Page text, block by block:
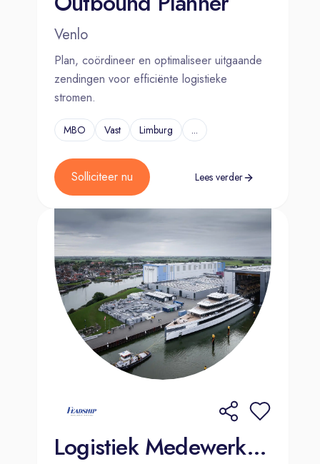
Je hoeft nog geen ervaring te
hebben binnen de logistiek. Je
motivatie is het belangrijkste.
Venlo
Plan, coördineer en optimaliseer uitgaande
zendingen voor efficiënte logistieke
stromen.
MBO Vast Limburg ...
Solliciteer nu Lees verder
Logistiek Medewerker - Dutch speaking | Moordrecht